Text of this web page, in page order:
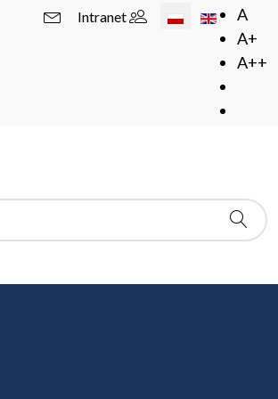
A
A+
A++
Wybierz swój język
Intranet